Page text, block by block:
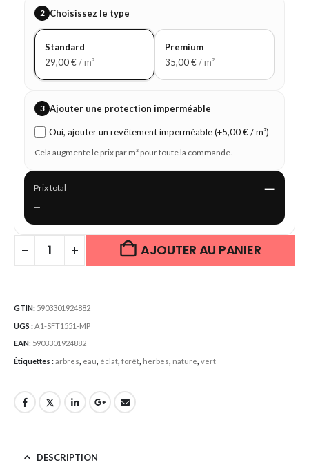
2 Choisissez le type
Standard
29,00€/ m²
Premium
35,00€/ m²
3 Ajouter une protection imperméable
Oui, ajouter un revêtement imperméable (+5,00 € / m²)
Cela augmente le prix par m² pour toute la commande.
Prix total —
—
AJOUTER AU PANIER
GTIN: 5903301924882
UGS :A1-SFT1551-MP
EAN: 5903301924882
Étiquettes :arbres eau éclat forêt herbes nature vert
DESCRIPTION